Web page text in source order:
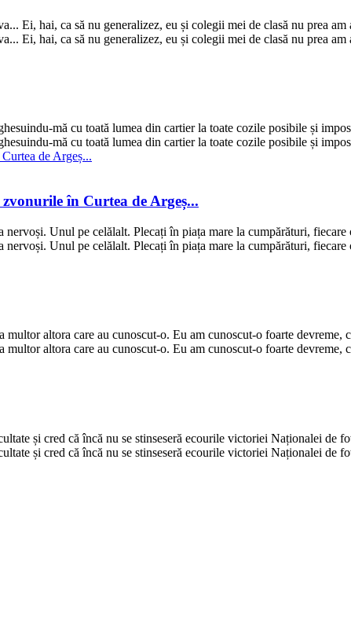
Ei, hai, ca să nu generalizez, eu și colegii mei de clasă nu prea
Ei, hai, ca să nu generalizez, eu și colegii mei de clasă nu prea
mă cu toată lumea din cartier la toate cozile posibile și
mă cu toată lumea din cartier la toate cozile posibile și
în Curtea de Argeș...
Unul pe celălalt. Plecați în piața mare la cumpărături,
Unul pe celălalt. Plecați în piața mare la cumpărături,
altora care au cunoscut-o. Eu am cunoscut-o foarte devreme,
altora care au cunoscut-o. Eu am cunoscut-o foarte devreme,
și cred că încă nu se stinseseră ecourile victoriei Naționalei de
și cred că încă nu se stinseseră ecourile victoriei Naționalei de